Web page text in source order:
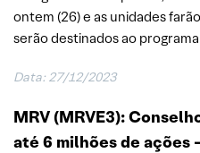
ontem (26) e as unidades
serão destinados ao programa
Data: 27/12/2023
MRV (MRVE3):
até 6 milhões de ações